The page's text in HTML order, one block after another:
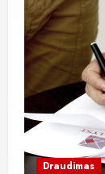
Draudimas